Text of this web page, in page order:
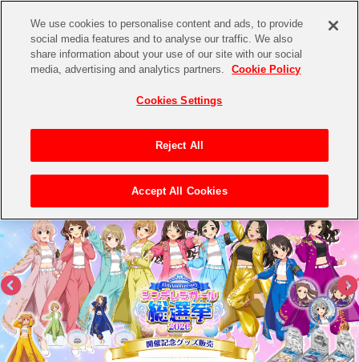
CHANNEL STORE EVENT
ASOBI STORE TOP グッズ
ゲーム 電子書籍
CD / Blu-ray
EVENT
アイドルマスターシリーズ
アイドルマスター
アイドルマスター ミリオンライブ！
アイドルマスター SideM
アイドルマスター シャイニーカラーズ
学園アイドルマスター
イベントグッズ
トイ・ホビー
We use cookies to personalise content and ads, to provide
social media features and to analyse our traffic. We also
share information about your use of our site with our social
media, advertising and analytics partners.
Cookie Policy
Cookies Settings
Reject All
Accept All Cookies